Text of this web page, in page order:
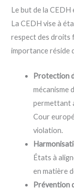
Le but de la
La CEDH vise à
respect des droits
importance réside
Protection
mécanisme
permettant
Cour
violation.
États à
en matière
Prévention